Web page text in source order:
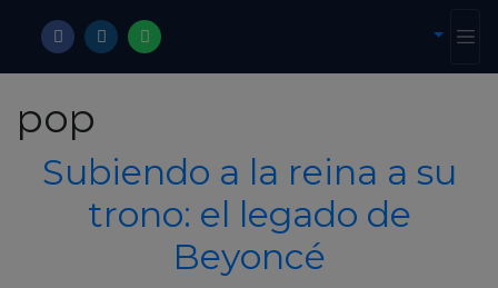
pop
Subiendo a la reina a su
trono: el legado de
Beyoncé